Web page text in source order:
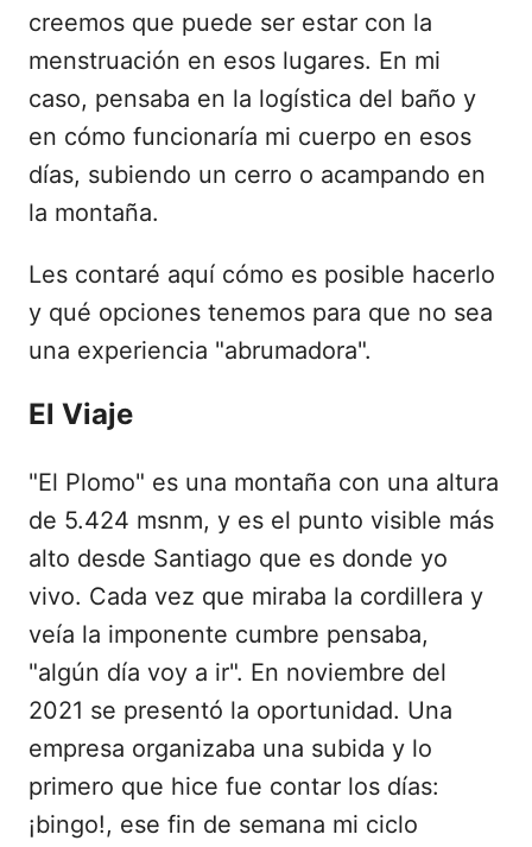
creemos que puede ser estar con la
menstruación en esos lugares. En mi
caso, pensaba en la logística del baño y
en cómo funcionaría mi cuerpo en esos
días, subiendo un cerro o acampando en
la montaña.
Les contaré aquí cómo es posible hacerlo
y qué opciones tenemos para que no sea
una experiencia "abrumadora".
El Viaje
"El Plomo" es una montaña con una altura
de 5.424 msnm, y es el punto visible más
alto desde Santiago que es donde yo
vivo. Cada vez que miraba la cordillera y
veía la imponente cumbre pensaba,
"algún día voy a ir". En noviembre del
2021 se presentó la oportunidad. Una
empresa organizaba una subida y lo
primero que hice fue contar los días:
¡bingo!, ese fin de semana mi ciclo